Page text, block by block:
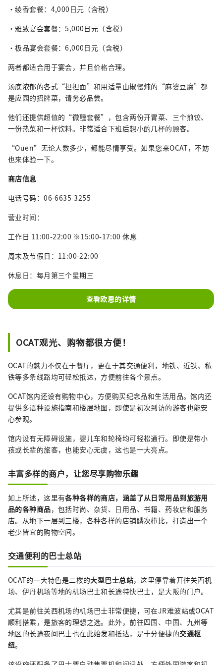
・绫香套餐：4,000日元（含税）
・雅致宴会套餐：5,000日元（含税）
・极品宴会套餐：6,000日元（含税）
两者都适合用于宴会，并且价格合理。
汤底浓郁的各式“担担面”和用适量山椒慢炖的“麻婆豆腐”都
是应园的招牌菜，请务必品尝。
他们还提供超值的“微醺套餐”，包含两份开胃菜、三个煎饺、
一份热菜和一杯饮料。非常适合下班后想小酌几杯的顾客。
“Ouen”无论人数多少，都能尽情享受。如果您来OCAT，不妨
也来体验一下。
商店信息
电话号码：06-6635-3255
营业时间：
工作日 11:00-22:00 ※15:00-17:00 休息
周末及节假日：11:00-22:00
休息日：每月第三个星期三
查看欧恩的详情
OCAT观光、购物都很方便！
OCAT的魅力不仅在于餐厅，更在于其交通便利，地铁、近铁、私
铁等多条线路均可轻松抵达，方便前往各个景点。
OCAT馆内还设有购物中心，方便购买纪念品和生活用品。馆内还
提供多语种设施指南和楼层地图，即使是初次到访的游客也能安
心参观。
馆内设有无障碍设施，婴儿车和轮椅均可轻松通行。即使是带小
孩或长辈的旅客，也能安心无虞，这也是一大亮点。
丰富多样的商户，让您尽享购物乐趣
如上所述，这里有各种各样的商店，涵盖了从日常用品到旅游用
品的各种商品，包括时尚、杂货、日用品、书籍、药妆店和服务
店。从地下一层到三楼，各种各样的店铺鳞次栉比，打造出一个
老少皆宜的购物空间。
交通便利的巴士总站
OCAT的一大特色是二楼的大型巴士总站，这里停靠着开往关西机
场、伊丹机场等地的机场巴士和长途特快巴士，是大阪的门户。
尤其是前往关西机场的机场巴士非常便捷，可在JR难波站或OCAT
顺利搭乘，是旅客的理想之选。此外，前往四国、中国、九州等
地区的长途夜间巴士也在此始发和抵达，是十分便捷的交通枢
纽。